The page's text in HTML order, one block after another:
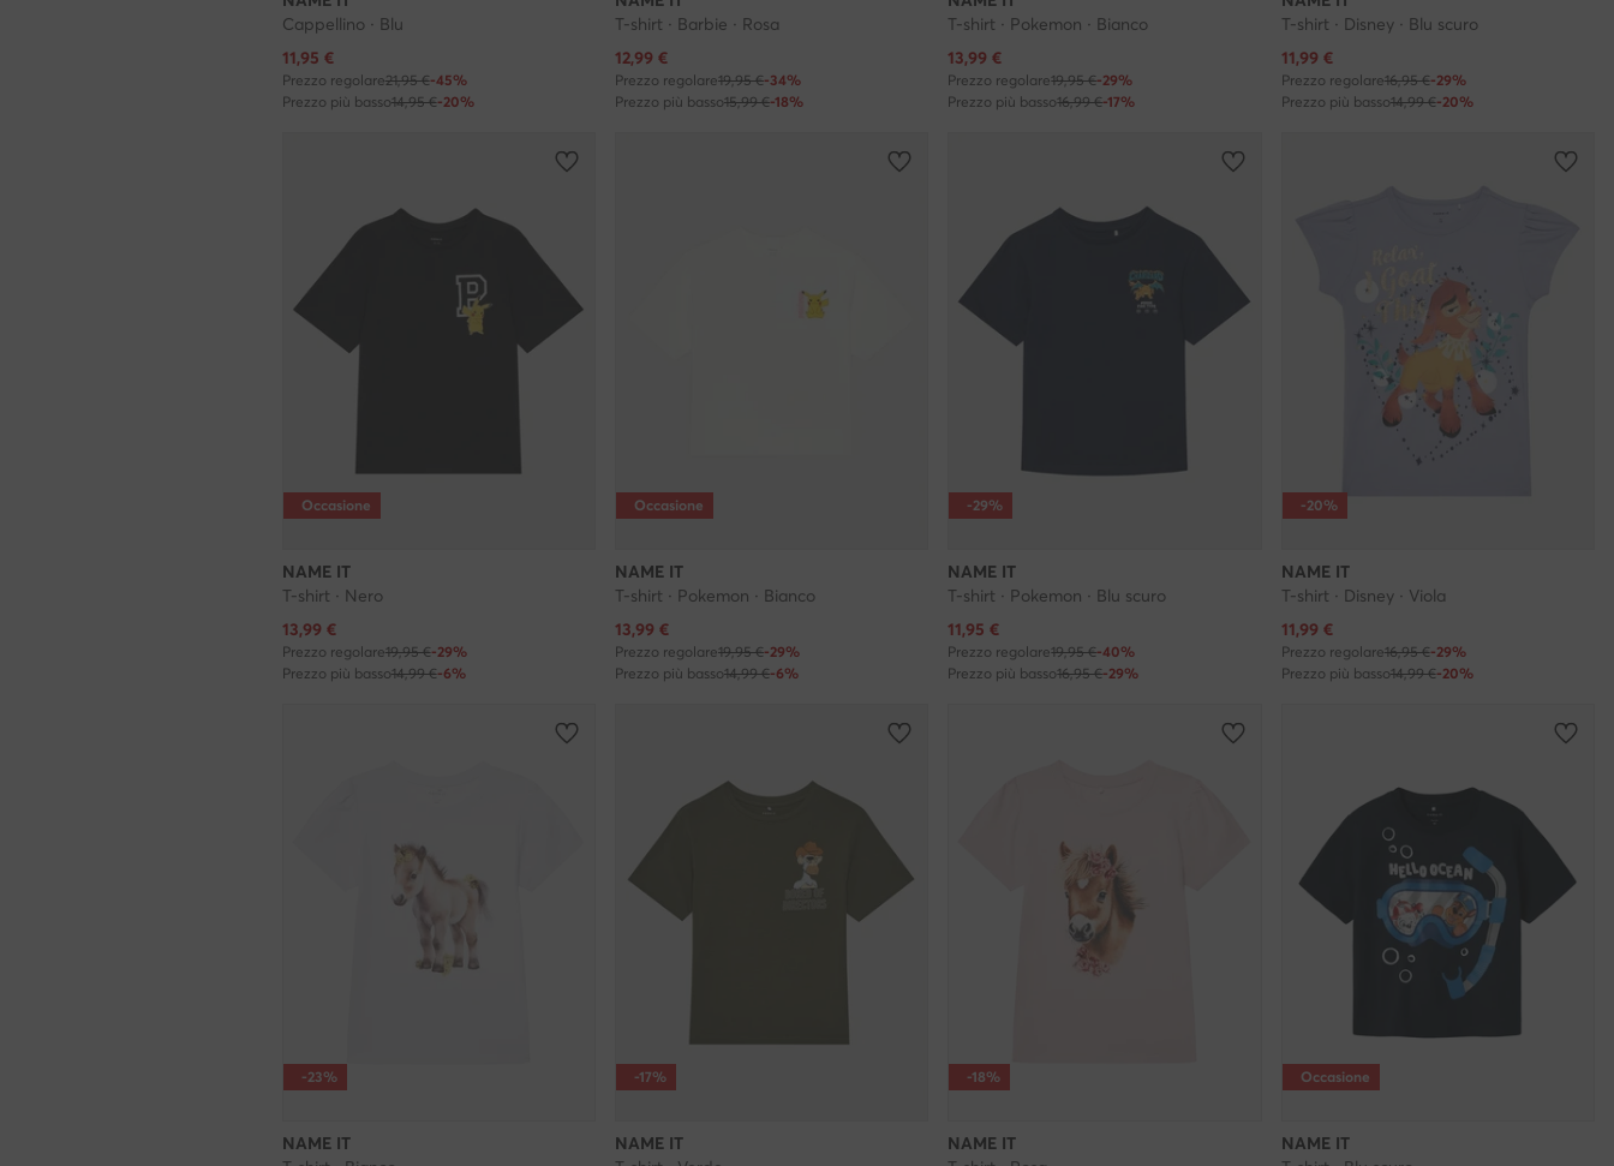
Cappellino · Blu
Prezzo attuale
11,95 €
Prezzo regolare21,95 €-45%
Prezzo più basso14,95 €-20%
T-shirt · Barbie · Rosa
Prezzo attuale
12,99 €
Prezzo regolare19,95 €-34%
Prezzo più basso15,99 €-18%
T-shirt · Pokemon · Bianco
Prezzo attuale
13,99 €
Prezzo regolare19,95 €-29%
Prezzo più basso16,99 €-17%
T-shirt · Disney · Blu scuro
Prezzo attuale
11,99 €
Prezzo regolare16,95 €-29%
Prezzo più basso14,99 €-20%
Occasione
NAME IT
T-shirt · Nero
Prezzo attuale
13,99 €
Prezzo regolare19,95 €-29%
Prezzo più basso14,99 €-6%
Occasione
NAME IT
T-shirt · Pokemon · Bianco
Prezzo attuale
13,99 €
Prezzo regolare19,95 €-29%
Prezzo più basso14,99 €-6%
-29%
NAME IT
T-shirt · Pokemon · Blu scuro
Prezzo attuale
11,95 €
Prezzo regolare19,95 €-40%
Prezzo più basso16,95 €-29%
-20%
NAME IT
T-shirt · Disney · Viola
Prezzo attuale
11,99 €
Prezzo regolare16,95 €-29%
Prezzo più basso14,99 €-20%
-23%
NAME IT
-17%
NAME IT
-18%
NAME IT
Occasione
NAME IT